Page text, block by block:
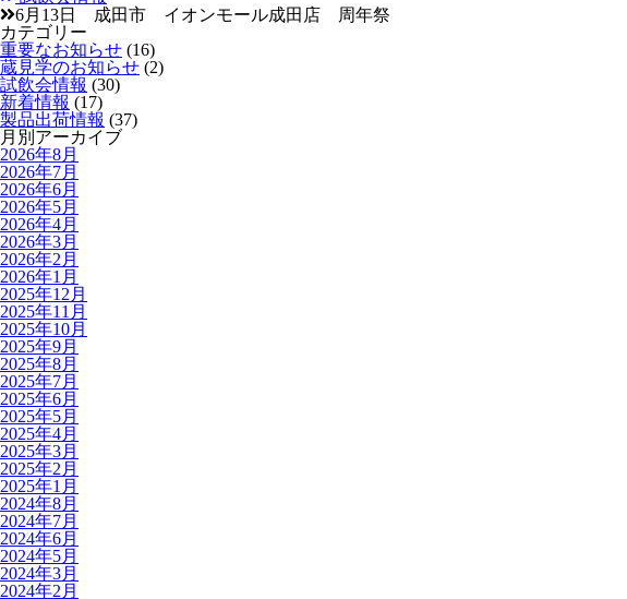
6月13日 成田市 イオンモール成田店 周年祭
カテゴリー
重要なお知らせ (16)
蔵見学のお知らせ (2)
試飲会情報 (30)
新着情報 (17)
製品出荷情報 (37)
月別アーカイブ
2026年8月
2026年7月
2026年6月
2026年5月
2026年4月
2026年3月
2026年2月
2026年1月
2025年12月
2025年11月
2025年10月
2025年9月
2025年8月
2025年7月
2025年6月
2025年5月
2025年4月
2025年3月
2025年2月
2025年1月
2024年8月
2024年7月
2024年6月
2024年5月
2024年3月
2024年2月